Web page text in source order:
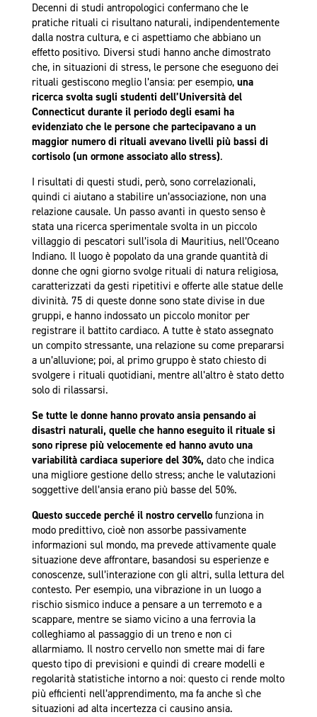
Decenni di studi antropologici confermano che le
pratiche rituali ci risultano naturali, indipendentemente
dalla nostra cultura, e ci aspettiamo che abbiano un
effetto positivo. Diversi studi hanno anche dimostrato
che, in situazioni di stress, le persone che eseguono dei
rituali gestiscono meglio l’ansia: per esempio, una
ricerca svolta sugli studenti dell’Università del
Connecticut durante il periodo degli esami ha
evidenziato che le persone che partecipavano a un
maggior numero di rituali avevano livelli più bassi di
cortisolo (un ormone associato allo stress).
I risultati di questi studi, però, sono correlazionali,
quindi ci aiutano a stabilire un’associazione, non una
relazione causale. Un passo avanti in questo senso è
stata una ricerca sperimentale svolta in un piccolo
villaggio di pescatori sull’isola di Mauritius, nell’Oceano
Indiano. Il luogo è popolato da una grande quantità di
donne che ogni giorno svolge rituali di natura religiosa,
caratterizzati da gesti ripetitivi e offerte alle statue delle
divinità. 75 di queste donne sono state divise in due
gruppi, e hanno indossato un piccolo monitor per
registrare il battito cardiaco. A tutte è stato assegnato
un compito stressante, una relazione su come prepararsi
a un’alluvione; poi, al primo gruppo è stato chiesto di
svolgere i rituali quotidiani, mentre all’altro è stato detto
solo di rilassarsi.
Se tutte le donne hanno provato ansia pensando ai
disastri naturali, quelle che hanno eseguito il rituale si
sono riprese più velocemente ed hanno avuto una
variabilità cardiaca superiore del 30%, dato che indica
una migliore gestione dello stress; anche le valutazioni
soggettive dell’ansia erano più basse del 50%.
Questo succede perché il nostro cervellofunziona in
modo predittivo, cioè non assorbe passivamente
informazioni sul mondo, ma prevede attivamente quale
situazione deve affrontare, basandosi su esperienze e
conoscenze, sull’interazione con gli altri, sulla lettura del
contesto. Per esempio, una vibrazione in un luogo a
rischio sismico induce a pensare a un terremoto e a
scappare, mentre se siamo vicino a una ferrovia la
colleghiamo al passaggio di un treno e non ci
allarmiamo. Il nostro cervello non smette mai di fare
questo tipo di previsioni e quindi di creare modelli e
regolarità statistiche intorno a noi: questo ci rende molto
più efficienti nell’apprendimento, ma fa anche sì che
situazioni ad alta incertezza ci causino ansia.